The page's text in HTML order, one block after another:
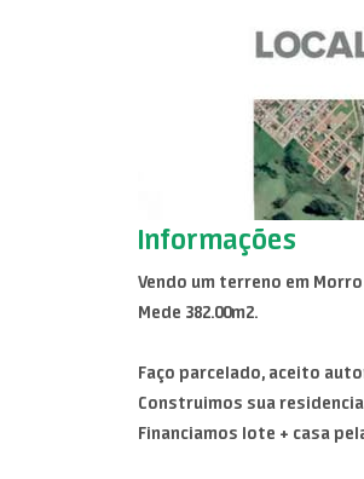
Informações
Vendo um terreno em
Mede 382.00m2.
Faço parcelado, aceito
Construimos sua
Financiamos lote + casa